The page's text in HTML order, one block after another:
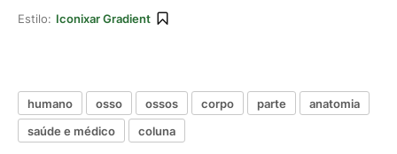
Estilo: Iconixar Gradient
humano osso ossos corpo parte
anatomia
saúde e médico
coluna